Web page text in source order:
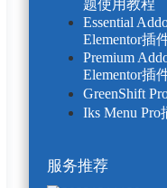
题使用教程
Essential
Elementor插
Premium
Elementor插
GreenShift
Iks Menu
服务推荐